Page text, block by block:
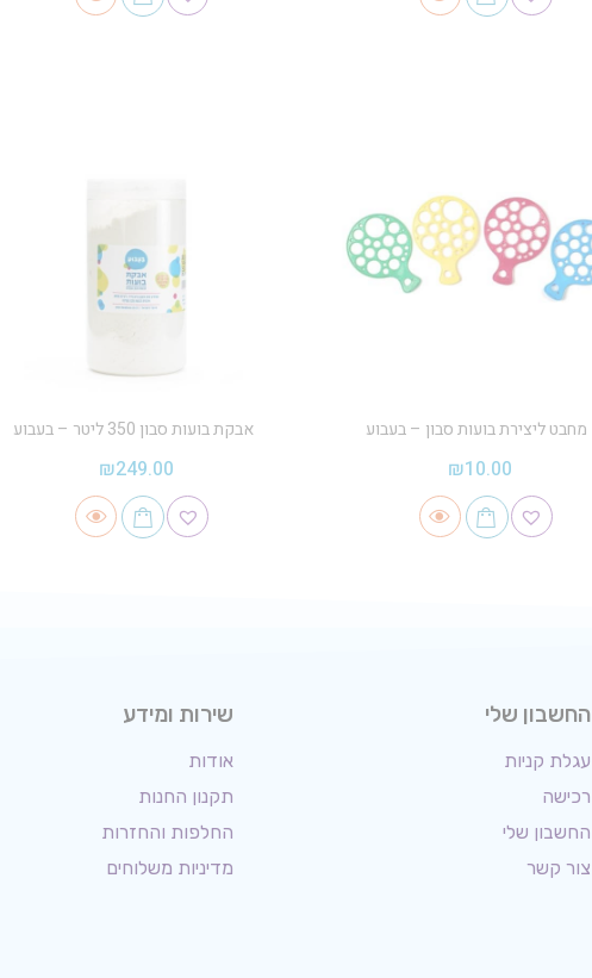
מחבט ליצירת בועות סבון – בעבוע
₪10.00
אבקת בועות סבון 350 ליטר – בעבוע
₪249.00
החשבון שלי
עגלת קניות
רכישה
החשבון שלי
צור קשר
שירות ומידע
אודות
תקנון החנות
החלפות והחזרות
מדיניות משלוחים